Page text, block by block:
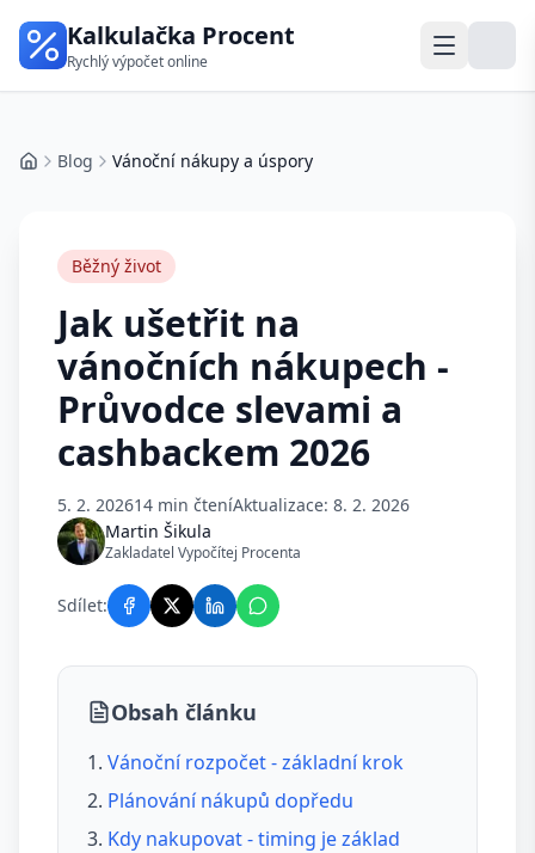
Kalkulačka Procent
Rychlý výpočet online
DomůBlog Vánoční nákupy a úspory
Běžný život
Jak ušetřit na
vánočních nákupech -
Průvodce slevami a
cashbackem 2026
5. 2. 202614 min čteníAktualizace: 8. 2. 2026
Martin Šikula
Zakladatel Vypočítej Procenta
Sdílet:
Obsah článku
Vánoční rozpočet - základní krok
Plánování nákupů dopředu
Kdy nakupovat - timing je základ